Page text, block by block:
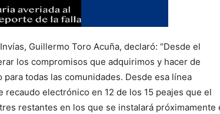
Guillermo Toro Acuña, declaró: “Desde el
los compromisos que adquirimos y hacer de
todas las comunidades. Desde esa línea
electrónico en 12 de los 15 peajes que el
restantes en los que se instalará próximamente